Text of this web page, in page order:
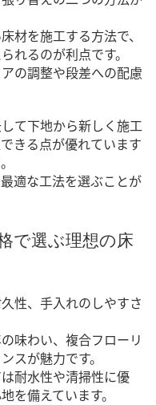
材を施工する方法で、
れるのが利点です。
の調整や段差への配慮
て下地から新しく施工
きる点が優れています
適な工法を選ぶことが
で選ぶ理想の床
性、手入れのしやすさ
味わい、複合フローリ
スが魅力です。
耐水性や清掃性に優
を備えています。